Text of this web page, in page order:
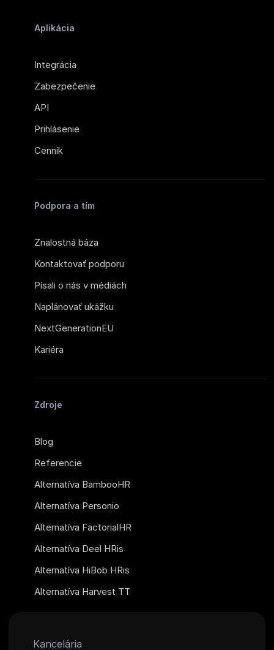
Aplikácia
Integrácia
Zabezpečenie
API
Prihlásenie
Cenník
Podpora a tím
Znalostná báza
Kontaktovať podporu
Písali o nás v médiách
Naplánovať ukážku
NextGenerationEU
Kariéra
Zdroje
Blog
Referencie
Alternatíva BambooHR
Alternatíva Personio
Alternatíva FactorialHR
Alternatíva Deel HRis
Alternatíva HiBob HRis
Alternatíva Harvest TT
Kancelária